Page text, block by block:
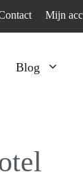
Mijn
Blog
Peulgroenten